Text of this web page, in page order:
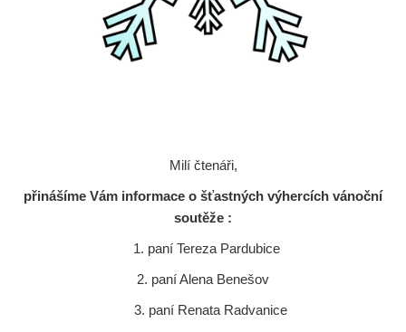
Milí čtenáři,
přinášíme Vám informace o šťastných výhercích vánoční
soutěže :
1. paní Tereza Pardubice
2. paní Alena Benešov
3. paní Renata Radvanice